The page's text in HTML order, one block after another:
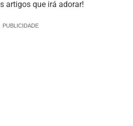
artigos que irá adorar!
PUBLICIDADE